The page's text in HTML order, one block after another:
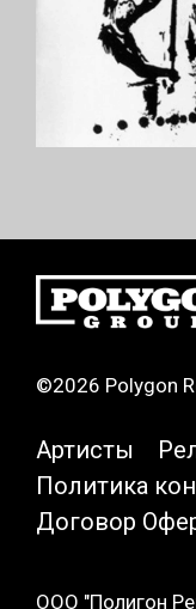
©2026 Polygon
Артисты
Политика
Договор
ООО "Полигон